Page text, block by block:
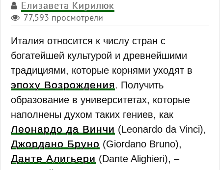
Елизавета Кирилюк
77,593 просмотрели
Италия относится к числу стран с
богатейшей культурой и древнейшими
традициями, которые корнями уходят в
эпоху Возрождения. Получить
образование в университетах, которые
наполнены духом таких гениев, как
Леонардо да Винчи (Leonardo da Vinci),
Джордано Бруно (Giordano Bruno),
Данте Алигьери (Dante Alighieri), –